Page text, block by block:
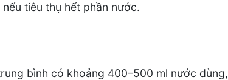
tiêu thụ hết phần nước.
bình có khoảng 400–500 ml nước dùng,